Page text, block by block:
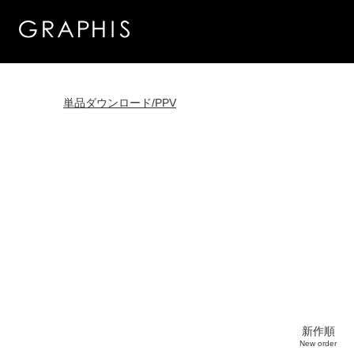
単品ダウンロード/PPV
新作順
New order